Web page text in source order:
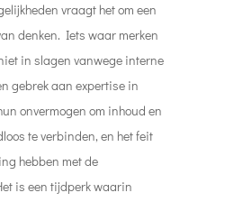
vraagt het om een
denken. Iets waar merken
in slagen vanwege interne
gebrek aan expertise in
onvermogen om inhoud en
te verbinden, en het feit
hebben met de
is een tijdperk waarin